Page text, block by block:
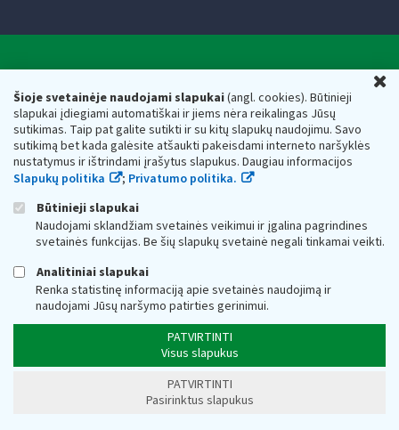
Šioje svetainėje naudojami slapukai(angl. cookies). Būtinieji
slapukai įdiegiami automatiškai ir jiems nėra reikalingas Jūsų
sutikimas. Taip pat galite sutikti ir su kitų slapukų naudojimu. Savo
sutikimą bet kada galėsite atšaukti pakeisdami interneto naršyklės
nustatymus ir ištrindami įrašytus slapukus. Daugiau informacijos
Slapukų politika
; Privatumo politika.
Būtinieji slapukai
Naudojami sklandžiam svetainės veikimui ir įgalina pagrindines
svetainės funkcijas. Be šių slapukų svetainė negali tinkamai veikti.
Analitiniai slapukai
Renka statistinę informaciją apie svetainės naudojimą ir
naudojami Jūsų naršymo patirties gerinimui.
PATVIRTINTI
Visus slapukus
PATVIRTINTI
Pasirinktus slapukus
Valstybinė mokesčių inspekcija prie Lietuvos
Respublikos finansų ministerijos
Biudžetinė įstaiga. Juridinio asmens kodas — 188659752,
adresas: Vasario 16-osios g. 14, 01107 Vilnius, Lietuva, el.paštas:
vmi@vmi.lt, E. pristatymo dėžutės adresas 188659752
Duomenys apie Valstybinę mokesčių inspekciją prie Lietuvos
Respublikos finansų ministerijos kaupiami ir saugomi Juridinių